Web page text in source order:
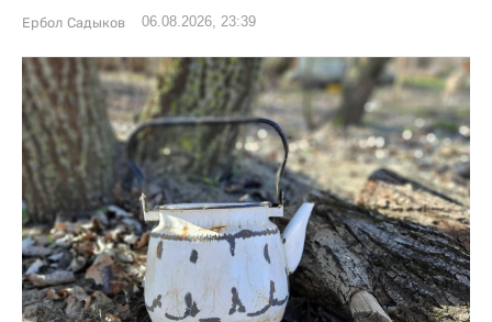
Ербол Садыков 06.08.2026, 23:39